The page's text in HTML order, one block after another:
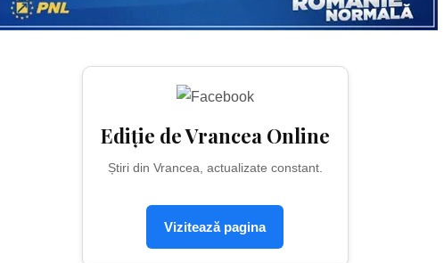
Ediție de Vrancea Online
Știri din Vrancea, actualizate constant.
Vizitează pagina